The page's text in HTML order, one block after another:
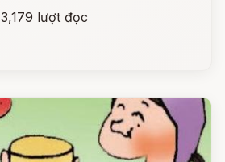
3,179 lượt đọc